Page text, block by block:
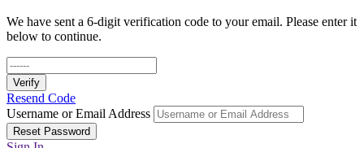
We have sent a 6-digit verification code to your email. Please enter it
below to continue.
Verify
Resend Code
Username or Email Address
Reset Password